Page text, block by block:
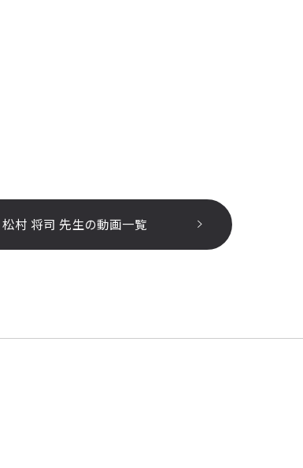
松村 将司 先生の動画一覧